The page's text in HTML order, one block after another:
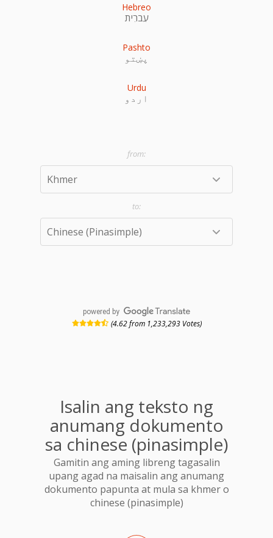
Hebreo
עִברִית
Pashto
پښتو
Urdu
اردو
powered by
(4.62 from 1,233,293 Votes)
Isalin ang teksto ng
anumang dokumento
sa chinese (pinasimple)
Gamitin ang aming libreng tagasalin
upang agad na maisalin ang anumang
dokumento papunta at mula sa khmer o
chinese (pinasimple)